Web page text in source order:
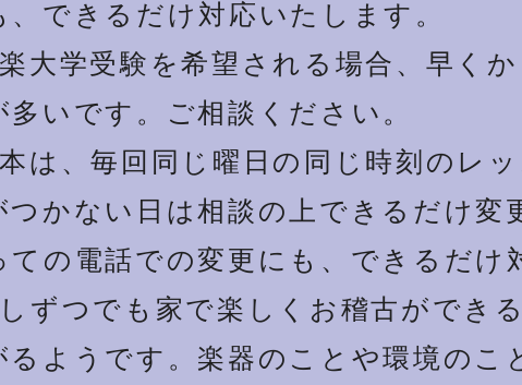
、できるだけ対応いたします。
大学受験を希望される場合、早く
多いです。ご相談ください。
は、毎回同じ曜日の同じ時刻のレ
つかない日は相談の上できるだけ変
ての電話での変更にも、できるだけ
ずつでも家で楽しくお稽古ができ
るようです。楽器のことや環境のこ